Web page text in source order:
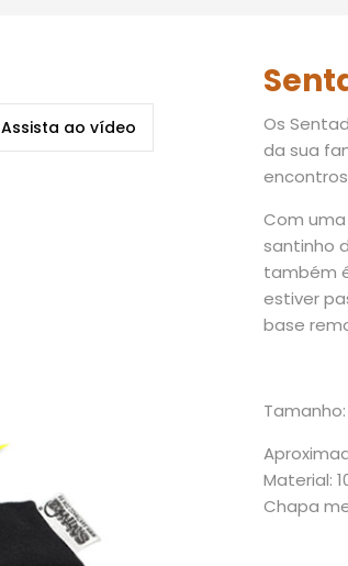
Assista ao vídeo
Os
da sua
Com
santinho
também
estiver
base
Tamanho:
Material:
Chapa